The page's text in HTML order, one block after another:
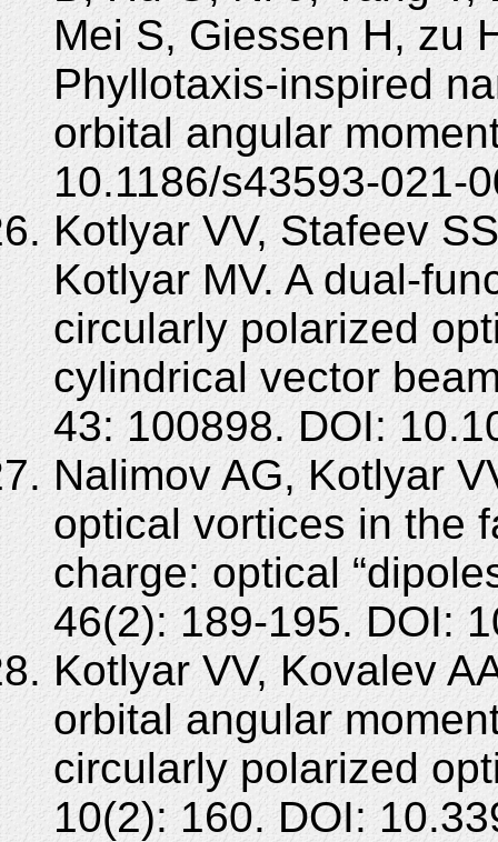
Mei S, Giessen H, zu
Phyllotaxis-inspired
orbital angular
10.1186/s43593-021-
Kotlyar VV, Stafeev
Kotlyar MV. A dual-
circularly polarized
cylindrical vector
43: 100898. DOI:
Nalimov AG, Kotlyar
optical vortices in the
charge: optical
46(2): 189-195. DOI:
Kotlyar VV, Kovalev
orbital angular
circularly polarized
10(2): 160. DOI: